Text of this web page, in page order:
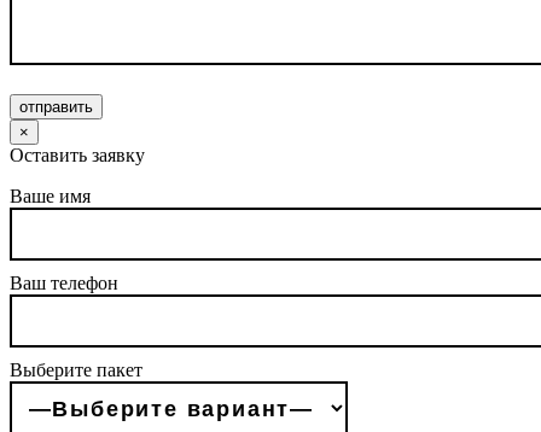
отправить
×
Оставить заявку
Ваше имя
Ваш телефон
Выберите пакет